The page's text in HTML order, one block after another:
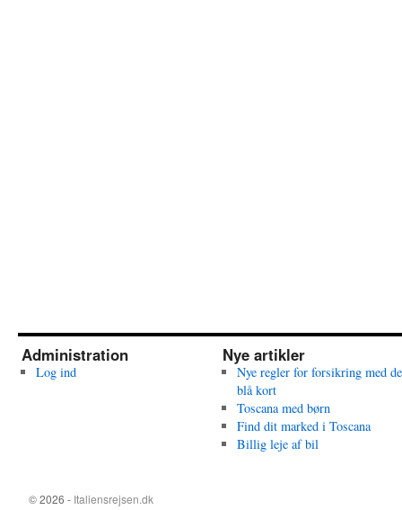
Administration
Log ind
Nye artikler
Nye regler for forsikring med
blå kort
Toscana med børn
Find dit marked i Toscana
Billig leje af bil
© 2026 - Italiensrejsen.dk